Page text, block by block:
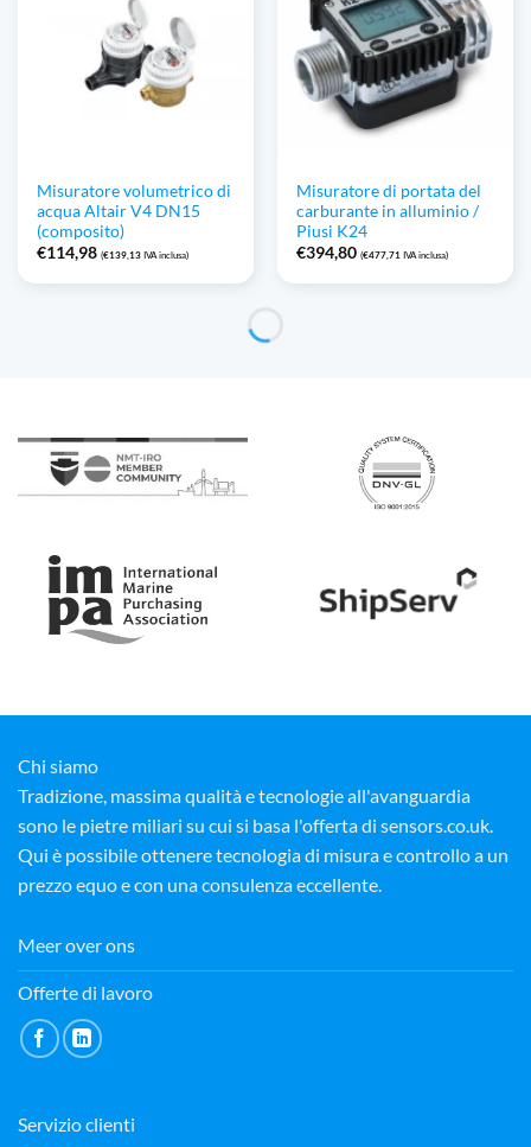
Misuratore volumetrico di
acqua Altair V4 DN15
(composito)
€114,98 (€139,13 IVA inclusa)
Misuratore di portata del
carburante in alluminio /
Piusi K24
€394,80 (€477,71 IVA inclusa)
Chi siamo
Tradizione, massima qualità e tecnologie all'avanguardia
sono le pietre miliari su cui si basa l'offerta di sensors.co.uk.
Qui è possibile ottenere tecnologia di misura e controllo a un
prezzo equo e con una consulenza eccellente.
Meer over ons
Offerte di lavoro
Servizio clienti